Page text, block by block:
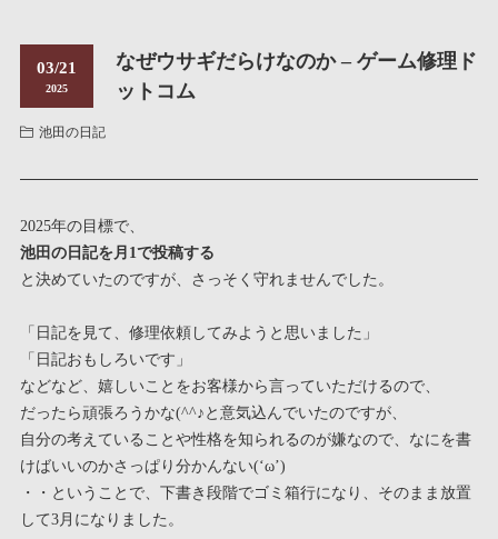
03/21
2025
なぜウサギだらけなのか – ゲーム修理ド
ットコム
池田の日記
2025年の目標で、
池田の日記を月1で投稿する
と決めていたのですが、さっそく守れませんでした。
「日記を見て、修理依頼してみようと思いました」
「日記おもしろいです」
などなど、嬉しいことをお客様から言っていただけるので、
だったら頑張ろうかな(^^♪と意気込んでいたのですが、
自分の考えていることや性格を知られるのが嫌なので、なにを書
けばいいのかさっぱり分かんない(‘ω’)
・・ということで、下書き段階でゴミ箱行になり、そのまま放置
して3月になりました。